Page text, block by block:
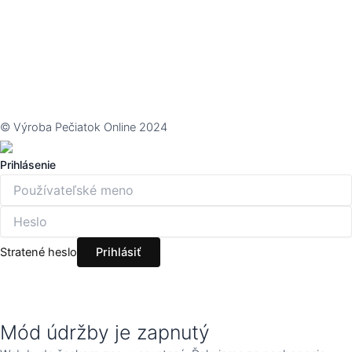
Mód údržby je zapnutý
© Výroba Pečiatok Online 2024
Prihlásenie
Stratené heslo